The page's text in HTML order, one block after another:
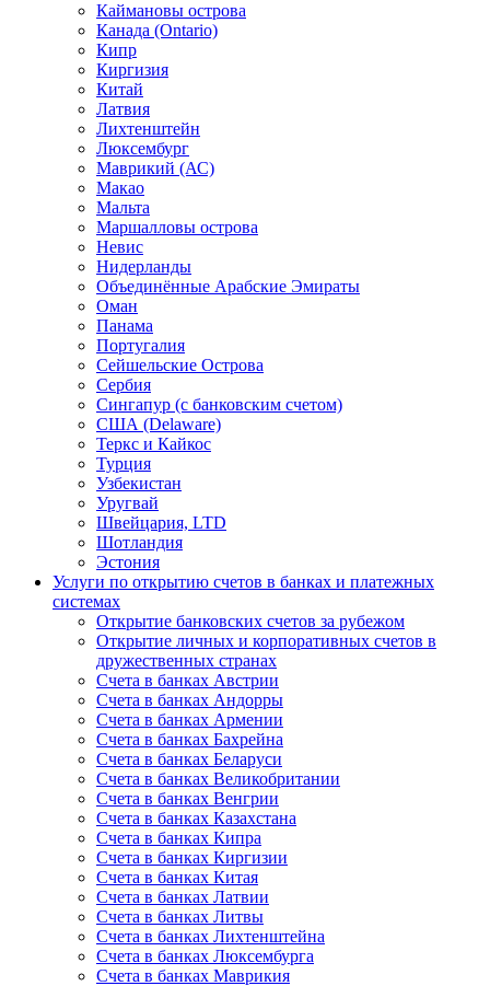
Каймановы острова
Канада (Ontario)
Кипр
Киргизия
Китай
Латвия
Лихтенштейн
Люксембург
Маврикий (АС)
Макао
Мальта
Маршалловы острова
Нeвис
Нидерланды
Объединённые Арабские Эмираты
Оман
Панама
Португалия
Сейшельские Острова
Сербия
Сингапур (c банковским счетом)
США (Delaware)
Теркс и Кайкос
Турция
Узбекистан
Уругвай
Швейцария, LTD
Шотландия
Эстония
Услуги по открытию счетов в банках и платежных
системах
Открытие банковских счетов за рубежом
Открытие личных и корпоративных счетов в
дружественных странах
Счета в банках Австрии
Счета в банках Андорры
Счета в банках Армении
Счета в банках Бахрейна
Счета в банках Беларуси
Счета в банках Великобритании
Счета в банках Венгрии
Счета в банках Казахстана
Счета в банках Кипра
Счета в банках Киргизии
Счета в банках Китая
Счета в банках Латвии
Счета в банках Литвы
Счета в банках Лихтенштейна
Счета в банках Люксембурга
Счета в банках Маврикия